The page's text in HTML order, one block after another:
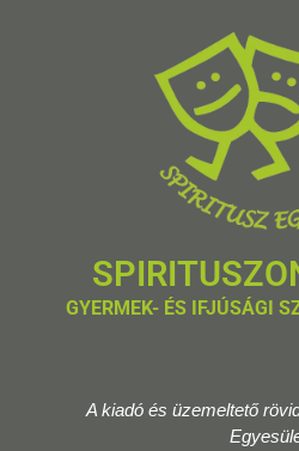
GYERMEK- ÉS IFJÚSÁGI
A kiadó és üzemeltető